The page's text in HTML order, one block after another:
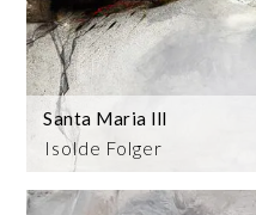
Isolde Folger
Santa Maria lll